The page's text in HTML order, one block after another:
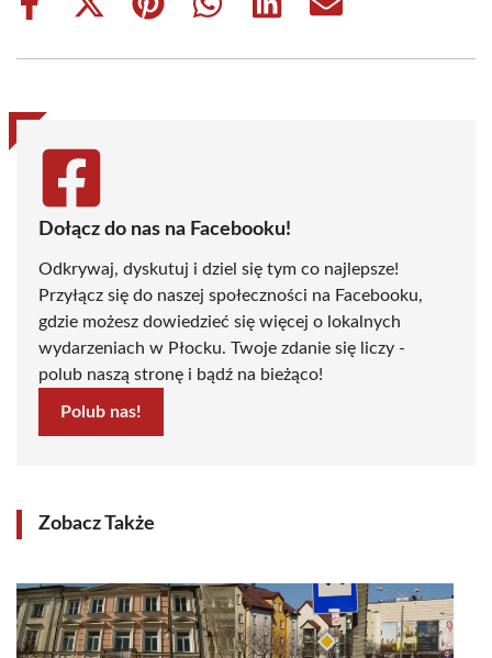
Share
Share
(Twitter)
Share
Share
Share
Share
Dołącz do nas na Facebooku!
Odkrywaj, dyskutuj i dziel się tym co najlepsze!
Przyłącz się do naszej społeczności na Facebooku,
gdzie możesz dowiedzieć się więcej o lokalnych
wydarzeniach w Płocku. Twoje zdanie się liczy -
polub naszą stronę i bądź na bieżąco!
Polub nas!
Zobacz Także